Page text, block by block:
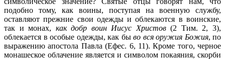
подобно тому, как воины, поступая на военную службу,
оставляют прежние свои одежды и облекаются в воинские,
так и монах, как добр воин Иисус Христов(2 Тим. 2, 3),
облекается в особые одежды, как бы во вся оружия Божия, по
выражению апостола Павла (Ефес. 6, 11). Кроме того, черное
монашеское облачение является и символом покаяния, скорби